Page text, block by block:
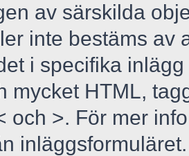
av särskilda
inte bestäms av
i specifika
mycket HTML,
och >. För mer
inläggsformuläret.